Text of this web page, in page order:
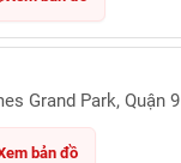
Grand Park, Quận 9
bản đồ